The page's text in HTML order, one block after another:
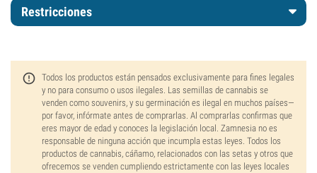
Restricciones
Todos los productos están pensados exclusivamente para fines legales
y no para consumo o usos ilegales. Las semillas de cannabis se
venden como souvenirs, y su germinación es ilegal en muchos países—
por favor, infórmate antes de comprarlas. Al comprarlas confirmas que
eres mayor de edad y conoces la legislación local. Zamnesia no es
responsable de ninguna acción que incumpla estas leyes. Todos los
productos de cannabis, cáñamo, relacionados con las setas y otros que
ofrecemos se venden cumpliendo estrictamente con las leyes locales